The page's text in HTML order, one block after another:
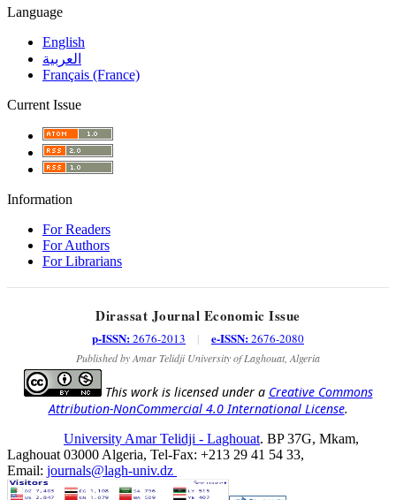
Language
English
العربية
Français (France)
Current Issue
Information
For Readers
For Authors
For Librarians
Dirassat Journal Economic Issue
p-ISSN:2676-2013 | e-ISSN:2676-2080
Published by Amar Telidji University of Laghouat, Algeria
This work is licensed under a Creative Commons
Attribution-NonCommercial 4.0 International License.
University Amar Telidji - Laghouat. BP 37G, Mkam,
Laghouat 03000 Algeria, Tel-Fax: +213 29 41 54 33,
Email: journals@lagh-univ.dz